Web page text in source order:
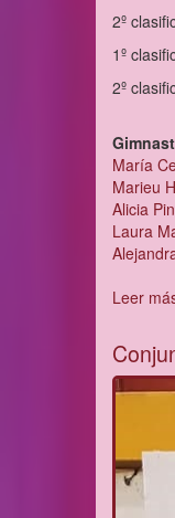
2º
1º
2º
María
Marieu
Alicia
Laura
Leer